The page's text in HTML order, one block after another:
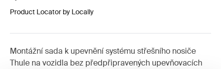
Product Locator by Locally
Montážní sada k upevnění systému střešního nosiče
Thule na vozidla bez předpřipravených upevňovacích